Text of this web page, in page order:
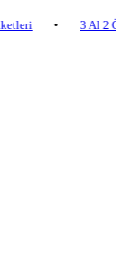
• 3 Al 2 Öde •